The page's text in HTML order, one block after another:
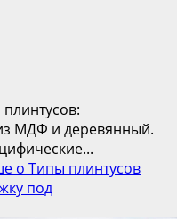
МДФ и деревянный.
о Типы плинтусов
под